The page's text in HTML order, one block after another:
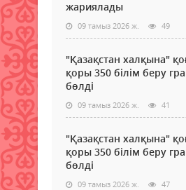
жариялады
09 тамыз 2026 ж. 49
"Қазақстан халқына"
қоры 350 білім беру
бөлді
09 тамыз 2026 ж. 41
"Қазақстан халқына"
қоры 350 білім беру
бөлді
09 тамыз 2026 ж. 47